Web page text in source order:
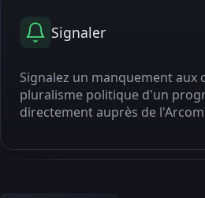
Signaler
Signalez un manquement aux
pluralisme politique d'un
directement auprès de